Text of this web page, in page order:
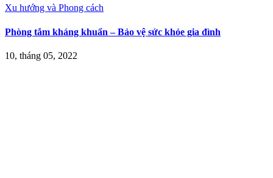
Xu hướng và Phong cách
Phòng tắm kháng khuẩn – Bảo vệ sức khỏe gia đình
10, tháng 05, 2022